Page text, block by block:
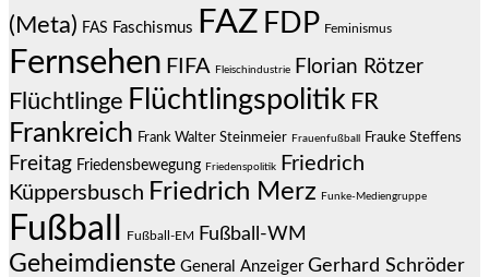
(Meta) FAS Faschismus FAZ FDP Feminismus
Fernsehen FIFA Fleischindustrie Florian Rötzer
Flüchtlinge Flüchtlingspolitik FR
Frankreich Frank Walter Steinmeier Frauenfußball Frauke Steffens
Freitag Friedensbewegung Friedenspolitik
Friedrich
Küppersbusch Friedrich Merz Funke-Mediengruppe
Fußball Fußball-EM Fußball-WM
Geheimdienste General Anzeiger Gerhard Schröder